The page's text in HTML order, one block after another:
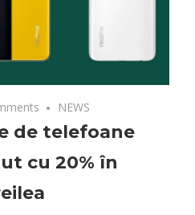
NEWS
de telefoane
cu 20% în